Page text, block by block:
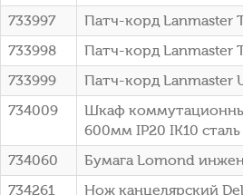
733997
Патч-корд Lanmaster
733998
Патч-корд Lanmaster
733999
Патч-корд Lanmaster
734009
Шкаф
600мм IP20 IK10 сталь
734060
Бумага Lomond
734261
Нож канцелярский